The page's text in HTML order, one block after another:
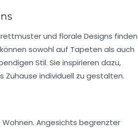
und florale Designs finden
sowohl auf Tapeten als auch
Stil. Sie inspirieren dazu,
Zuhause individuell zu gestalten.
. Angesichts begrenzter